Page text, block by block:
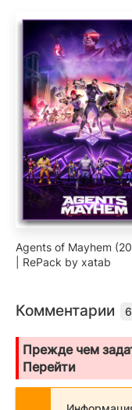
Agents of Mayhem
| RePack by xatab
Комментарии
Прежде чем
Перейти